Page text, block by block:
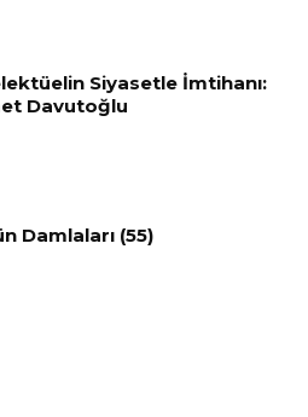
Siyasetle İmtihanı:
Davutoğlu
Damlaları (55)